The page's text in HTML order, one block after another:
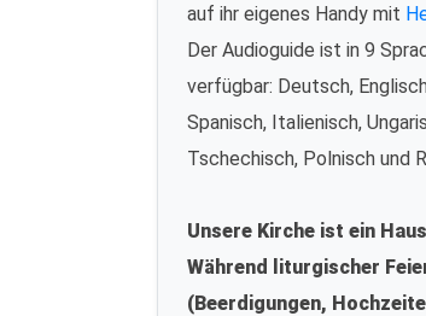
auf ihr eigenes Handy mit
Der Audioguide ist in 9
verfügbar: Deutsch,
Spanisch, Italienisch,
Tschechisch, Polnisch und
Unsere Kirche ist ein
Während liturgischer
(Beerdigungen,